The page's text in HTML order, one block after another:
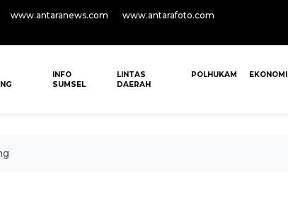
www.antaranews.com www.antarafoto.com
INFO
SUMSEL
LINTAS
DAERAH
POLHUKAM EKONOMI